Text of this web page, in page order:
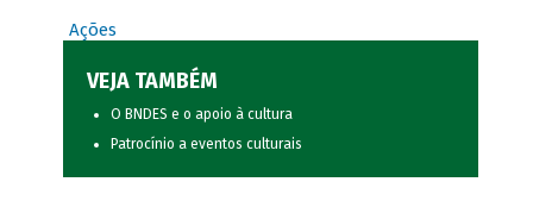
Ações
VEJA TAMBÉM
O BNDES e o apoio à cultura
Patrocínio a eventos culturais